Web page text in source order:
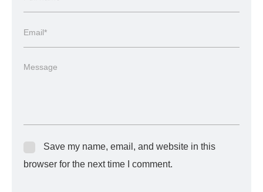
Save my name, email, and website in this
browser for the next time I comment.